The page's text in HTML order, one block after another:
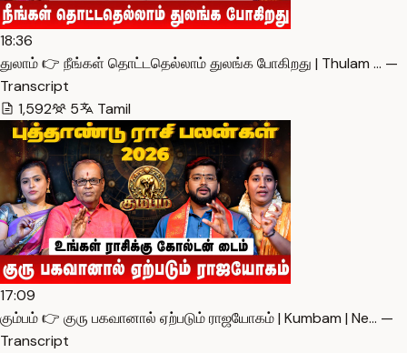
18:36
துலாம் 👉 நீங்கள் தொட்டதெல்லாம் துலங்க போகிறது | Thulam … —
Transcript
1,592
5 Tamil
17:09
கும்பம் 👉 குரு பகவானால் ஏற்படும் ராஜயோகம் | Kumbam | Ne… —
Transcript